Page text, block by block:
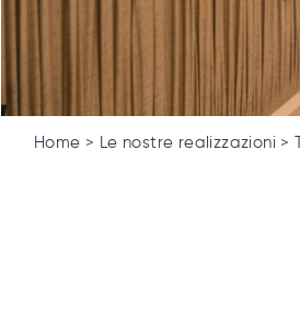
Home Le nostre realizzazioni